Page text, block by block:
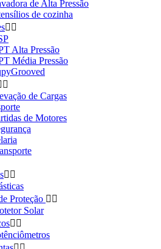
de Alta Pressão
de cozinha
 
Alta Pressão
Média Pressão

de Cargas
de Motores
 
Proteção  
Solar
 